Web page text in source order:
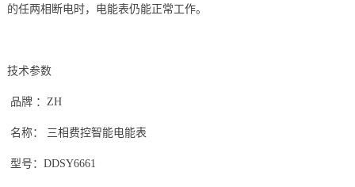
的任两相断电时，电能表仍能正常工作。
技术参数
品牌 ：ZH
名称： 三相费控智能电能表
型号：DDSY6661